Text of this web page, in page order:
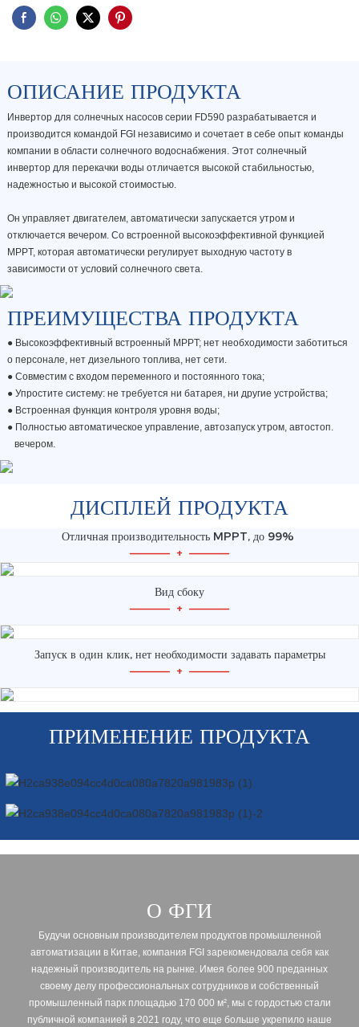
ОПИСАНИЕ ПРОДУКТА
Инвертор для солнечных насосов серии FD590 разрабатывается и
производится командой FGI независимо и сочетает в себе опыт команды
компании в области солнечного водоснабжения. Этот солнечный
инвертор для перекачки воды отличается высокой стабильностью,
надежностью и высокой стоимостью.
Он управляет двигателем, автоматически запускается утром и
отключается вечером. Со встроенной высокоэффективной функцией
MPPT, которая автоматически регулирует выходную частоту в
зависимости от условий солнечного света.
ПРЕИМУЩЕСТВА ПРОДУКТА
● Высокоэффективный встроенный MPPT; нет необходимости заботиться
о персонале, нет дизельного топлива, нет сети.
● Совместим с входом переменного и постоянного тока;
● Упростите систему: не требуется ни батарея, ни другие устройства;
● Встроенная функция контроля уровня воды;
● Полностью автоматическое управление, автозапуск утром, автостоп.
вечером.
ДИСПЛЕЙ ПРОДУКТА
Отличная производительность MPPT, до 99%
————— + —————
Вид сбоку
————— + —————
Запуск в один клик, нет необходимости задавать параметры
————— + —————
ПРИМЕНЕНИЕ ПРОДУКТА
О ФГИ
Будучи основным производителем продуктов промышленной
автоматизации в Китае, компания FGI зарекомендовала себя как
надежный производитель на рынке. Имея более 900 преданных
своему делу профессиональных сотрудников и собственный
промышленный парк площадью 170 000 м², мы с гордостью стали
публичной компанией в 2021 году, что еще больше укрепило наше